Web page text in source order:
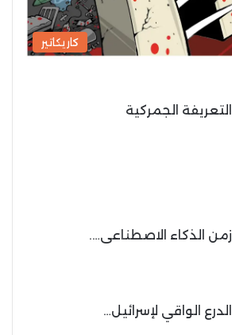
كاريكاتير
التعريفة الجمركية
زمن الذكاء الاصطناعى….
الدرع الواقي لإسرائيل…